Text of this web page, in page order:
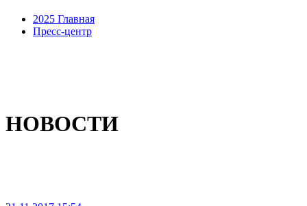
2025 Главная
Пресс-центр
НОВОСТИ